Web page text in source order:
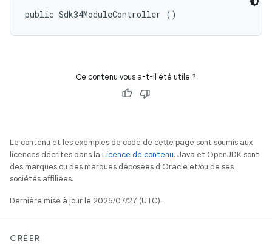
public Sdk34ModuleController ()
Ce contenu vous a-t-il été utile ?
Le contenu et les exemples de code de cette page sont soumis aux
licences décrites dans la Licence de contenu. Java et OpenJDK sont
des marques ou des marques déposées d'Oracle et/ou de ses
sociétés affiliées.
Dernière mise à jour le 2025/07/27 (UTC).
CRÉER